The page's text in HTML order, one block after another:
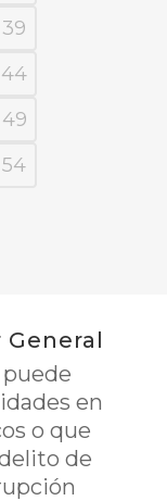
39
44
49
54
en
o que
de